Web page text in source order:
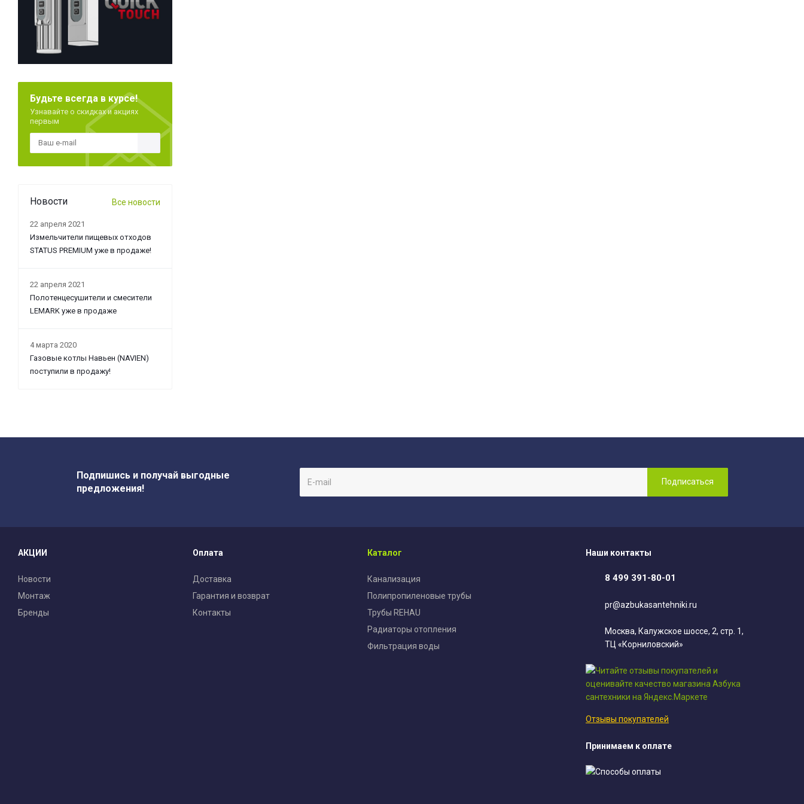
Будьте всегда в курсе!
Узнавайте о скидках и акциях
первым
Новости Все новости
22 апреля 2021
Измельчители пищевых отходов
STATUS PREMIUM уже в продаже!
22 апреля 2021
Полотенцесушители и смесители
LEMARK уже в продаже
4 марта 2020
Газовые котлы Навьен (NAVIEN)
поступили в продажу!
Подпишись и получай выгодные
предложения!
АКЦИИ
Новости
Монтаж
Бренды
Оплата
Доставка
Гарантия и возврат
Контакты
Каталог
Канализация
Полипропиленовые трубы
Трубы REHAU
Радиаторы отопления
Фильтрация воды
Наши контакты
8 499 391-80-01
pr@azbukasantehniki.ru
Москва, Калужское шоссе, 2, стр. 1,
ТЦ «Корниловский»
Отзывы покупателей
Принимаем к оплате